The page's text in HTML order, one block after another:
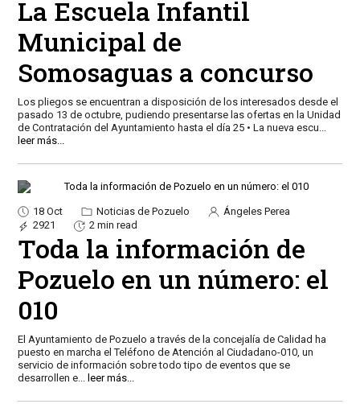
La Escuela Infantil
Municipal de
Somosaguas a concurso
Los pliegos se encuentran a disposición de los interesados desde el
pasado 13 de octubre, pudiendo presentarse las ofertas en la Unidad
de Contratación del Ayuntamiento hasta el día 25 • La nueva escu
leer más...
18 Oct Noticias de Pozuelo
Ángeles Perea
2921
2 min read
Toda la información de
Pozuelo en un número: el
010
El Ayuntamiento de Pozuelo a través de la concejalía de Calidad ha
puesto en marcha el Teléfono de Atención al Ciudadano-010, un
servicio de información sobre todo tipo de eventos que se
desarrollen e... leer más...